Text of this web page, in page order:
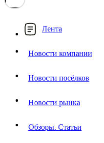
Лента
Новости компании
Новости посёлков
Новости рынка
Обзоры. Статьи